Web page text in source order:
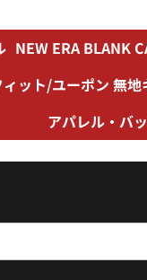
NEW ERA BLANK
ット/ユーポン 無地
アパレル・バ